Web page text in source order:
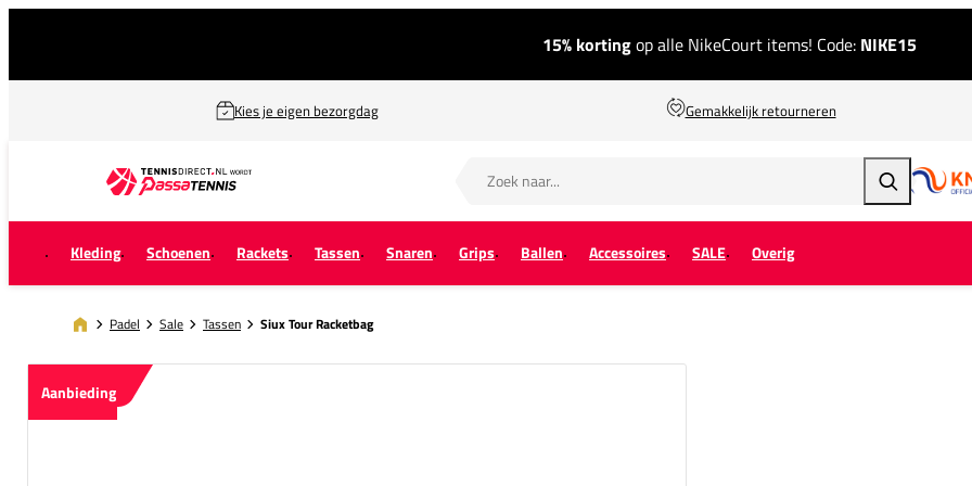
15% kortingop alle NikeCourt items! Code: NIKE15
Kies je eigen bezorgdag Gemakkelijk retourneren
Zoeken
Kleding Schoenen Rackets Tassen Snaren Grips Ballen Accessoires SALE Overig
Padel Sale Tassen Siux Tour Racketbag
Aanbieding